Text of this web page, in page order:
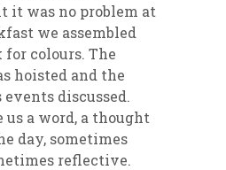
it was no problem at
we assembled
colours. The
hoisted and the
events discussed.
us a word, a thought
day, sometimes
reflective.